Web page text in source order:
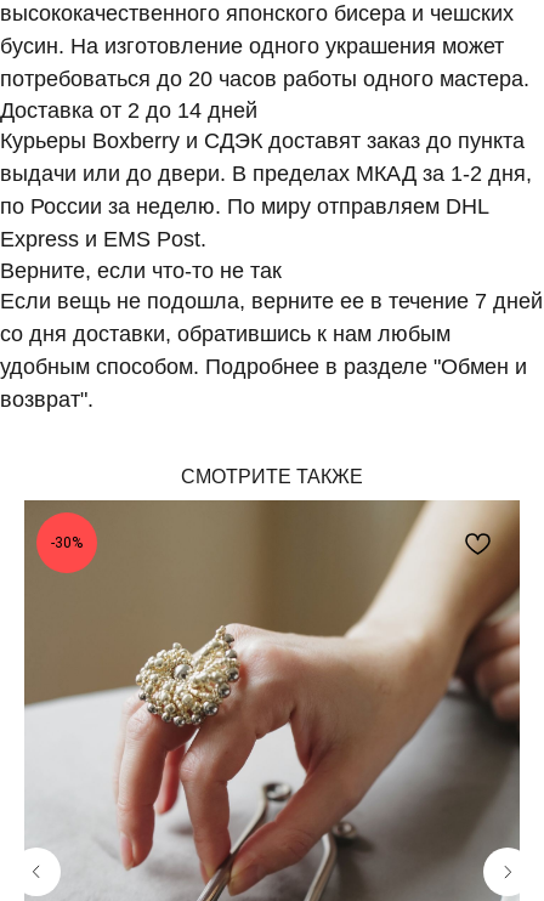
высококачественного японского бисера и чешских
бусин. На изготовление одного украшения может
потребоваться до 20 часов работы одного мастера.
Доставка от 2 до 14 дней
Курьеры Boxberry и СДЭК доставят заказ до пункта
выдачи или до двери. В пределах МКАД за 1-2 дня,
по России за неделю. По миру отправляем DHL
Express и EMS Post.
Верните, если что-то не так
Если вещь не подошла, верните ее в течение 7 дней
со дня доставки, обратившись к нам любым
удобным способом. Подробнее в разделе "Обмен и
возврат".
СМОТРИТЕ ТАКЖЕ
-30%
BEADED
BREAKFAST